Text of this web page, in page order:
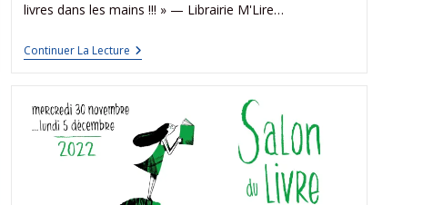
livres dans les mains !!! » — Librairie M'Lire…
Continuer La Lecture